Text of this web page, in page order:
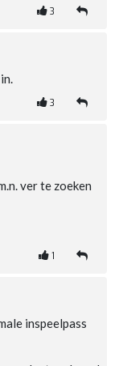
3
3
ver te zoeken
1
inspeelpass